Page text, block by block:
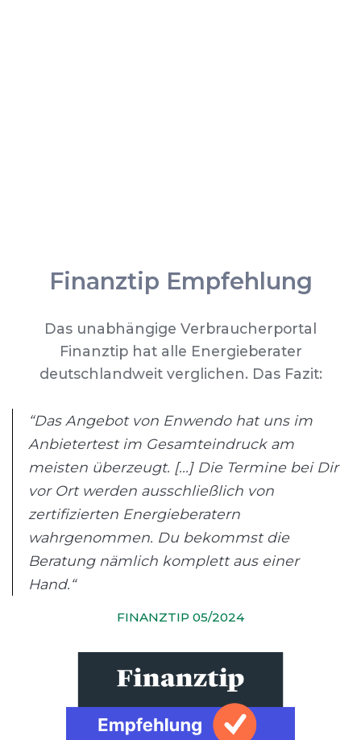
Finanztip Empfehlung
Das unabhängige Verbraucherportal
Finanztip hat alle Energieberater
deutschlandweit verglichen. Das Fazit:
“Das Angebot von Enwendo hat uns im
Anbietertest im Gesamteindruck am
meisten überzeugt. [...] Die Termine bei Dir
vor Ort werden ausschließlich von
zertifizierten Energieberatern
wahrgenommen. Du bekommst die
Beratung nämlich komplett aus einer
Hand.“
FINANZTIP 05/2024